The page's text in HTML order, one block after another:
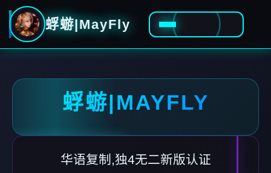
蜉蝣|MayFly
蜉蝣|MAYFLY
华语复制,独4无二新版认证